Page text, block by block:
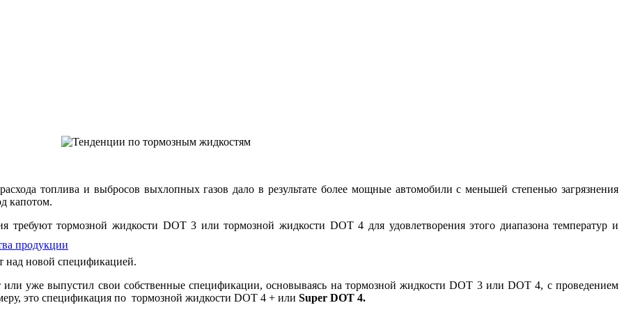
продукции
топлива и выбросов выхлопных газов дало в результате более мощные автомобили с меньшей степенью загрязнения
капотом.
требуют тормозной жидкости DOT 3 или тормозной жидкости DOT 4 для удовлетворения этого диапазона температур и
над новой спецификацией.
уже выпустил свои собственные спецификации, основываясь на тормозной жидкости DOT 3 или DOT 4, с проведением
это спецификация по тормозной жидкости DOT 4 + или Super DOT 4.